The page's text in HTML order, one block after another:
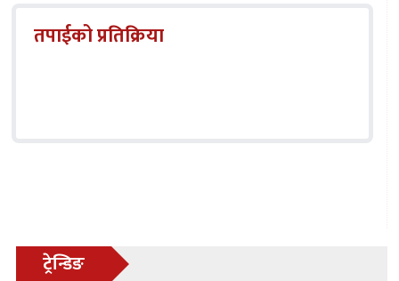
तपाईको प्रतिक्रिया
ट्रेन्डिङ